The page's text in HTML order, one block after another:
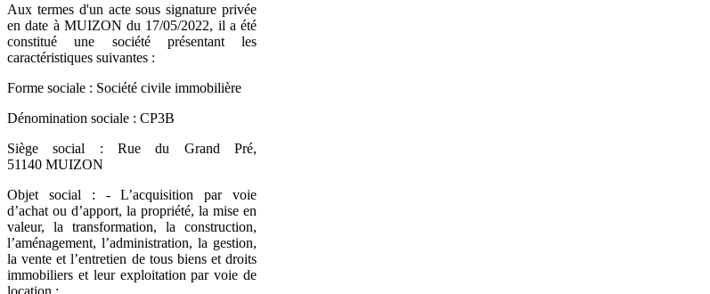
Aux termes d'un acte sous signature privée
en date à MUIZON du 17/05/2022, il a été
constitué une société présentant les
caractéristiques suivantes :
Forme sociale : Société civile immobilière
Dénomination sociale : CP3B
Siège social : Rue du Grand Pré,
51140 MUIZON
Objet social : - L’acquisition par voie
d’achat ou d’apport, la propriété, la mise en
valeur, la transformation, la construction,
l’aménagement, l’administration, la gestion,
la vente et l’entretien de tous biens et droits
immobiliers et leur exploitation par voie de
location ;